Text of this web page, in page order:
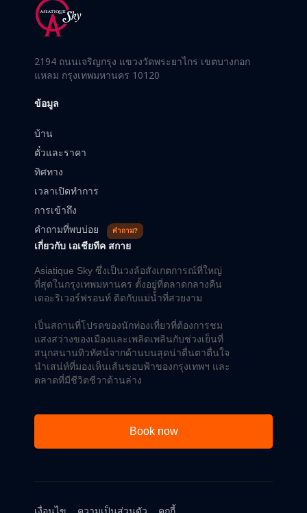
2194 ถนนเจริญกรุง แขวงวัดพระยาไกร เขตบางกอก
แหลม กรุงเทพมหานคร 10120
เกี่ยวกับ เอเชียทีค สกาย
Asiatique Sky ซึ่งเป็นวงล้อสังเกตการณ์ที่ใหญ่
ที่สุดในกรุงเทพมหานคร ตั้งอยู่ที่ตลาดกลางคืน
เดอะริเวอร์ฟรอนท์ ติดกับแม่น้ำที่สวยงาม
เป็นสถานที่โปรดของนักท่องเที่ยวที่ต้องการชม
แสงสว่างของเมืองและเพลิดเพลินกับช่วงเย็นที่
สนุกสนานทิวทัศน์จากด้านบนสุดน่าตื่นตาตื่นใจ
นำเสน่ห์ที่มองเห็นเส้นขอบฟ้าของกรุงเทพฯ และ
ตลาดที่มีชีวิตชีวาด้านล่าง
ข้อมูล
บ้าน
ตั๋วและราคา
ทิศทาง
เวลาเปิดทำการ
การเข้าถึง
คำถามที่พบบ่อย
คำถาม?
Book now
เงื่อนไข ความเป็นส่วนตัว คุกกี้